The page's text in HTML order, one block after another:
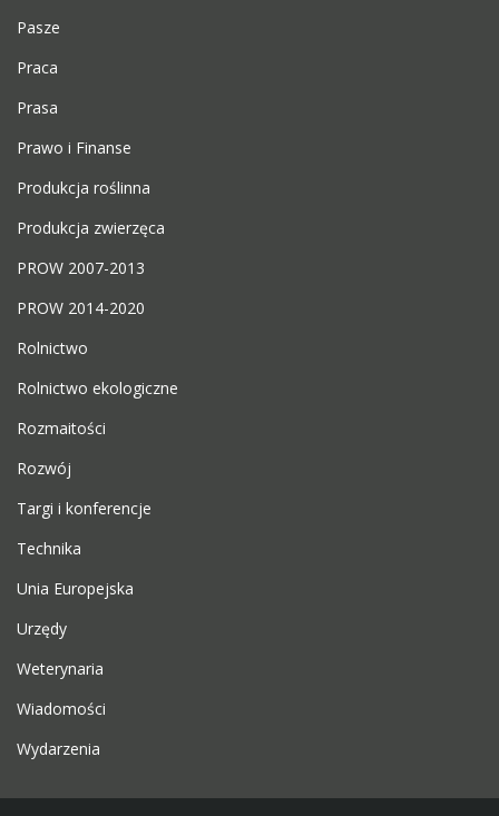
Pasze
Praca
Prasa
Prawo i Finanse
Produkcja roślinna
Produkcja zwierzęca
PROW 2007-2013
PROW 2014-2020
Rolnictwo
Rolnictwo ekologiczne
Rozmaitości
Rozwój
Targi i konferencje
Technika
Unia Europejska
Urzędy
Weterynaria
Wiadomości
Wydarzenia